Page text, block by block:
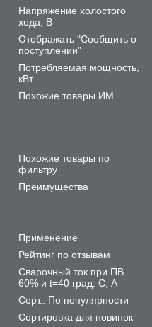
Напряжение холостого
хода, В
Отображать "Сообщить о
поступлении"
Потребляемая мощность,
кВт
Похожие товары ИМ
Похожие товары по
фильтру
Преимущества
Применение
Рейтинг по отзывам
Сварочный ток при ПВ
60% и t=40 град. С, А
Сорт.: По популярности
Сортировка для новинок